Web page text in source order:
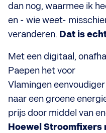
dan nog, waarmee ik
en - wie weet-
veranderen. Dat is
Met een digitaal,
Paepen het voor
Vlamingen
naar een groene
prijs door middel van
Hoewel Stroomfixers